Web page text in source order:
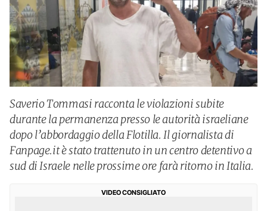
Saverio Tommasi racconta le violazioni subite
durante la permanenza presso le autorità israeliane
dopo l’abbordaggio della Flotilla. Il giornalista di
Fanpage.it è stato trattenuto in un centro detentivo a
sud di Israele nelle prossime ore farà ritorno in Italia.
VIDEO CONSIGLIATO